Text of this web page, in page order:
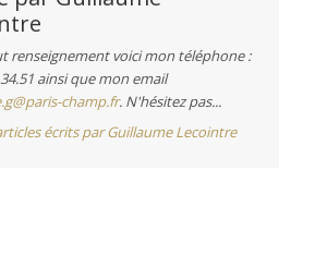
renseignement voici mon téléphone :
ainsi que mon email
champ.fr. N'hésitez pas...
écrits par Guillaume Lecointre